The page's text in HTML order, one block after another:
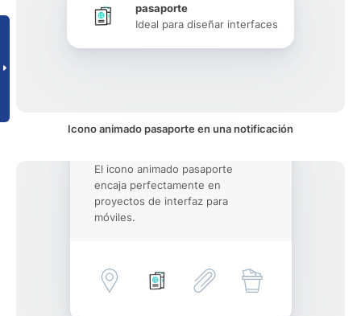
pasaporte
Ideal para diseñar interfaces
Icono animado pasaporte en una notificación
El icono animado pasaporte
encaja perfectamente en
proyectos de interfaz para
móviles.